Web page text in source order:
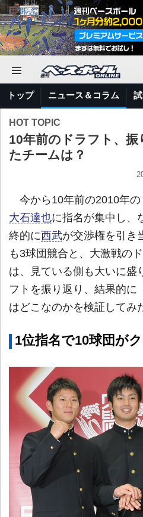
トップ ニュース＆コラム
HOT TOPIC
10年前のドラフト、振
たチームは？
今から10年前の2010年の
大石達也に指名が集中し、
終的に西武が交渉権を引き
も3球団競合と、大激戦の
は、見ている側も大いに盛
フトを振り返り、結果的に
はどこなのかを検証してみ
1位指名で10球団が